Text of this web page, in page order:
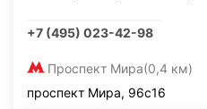
+7 (495) 023-42-98
Проспект Мира(0,4 км)
проспект Мира, 96с16